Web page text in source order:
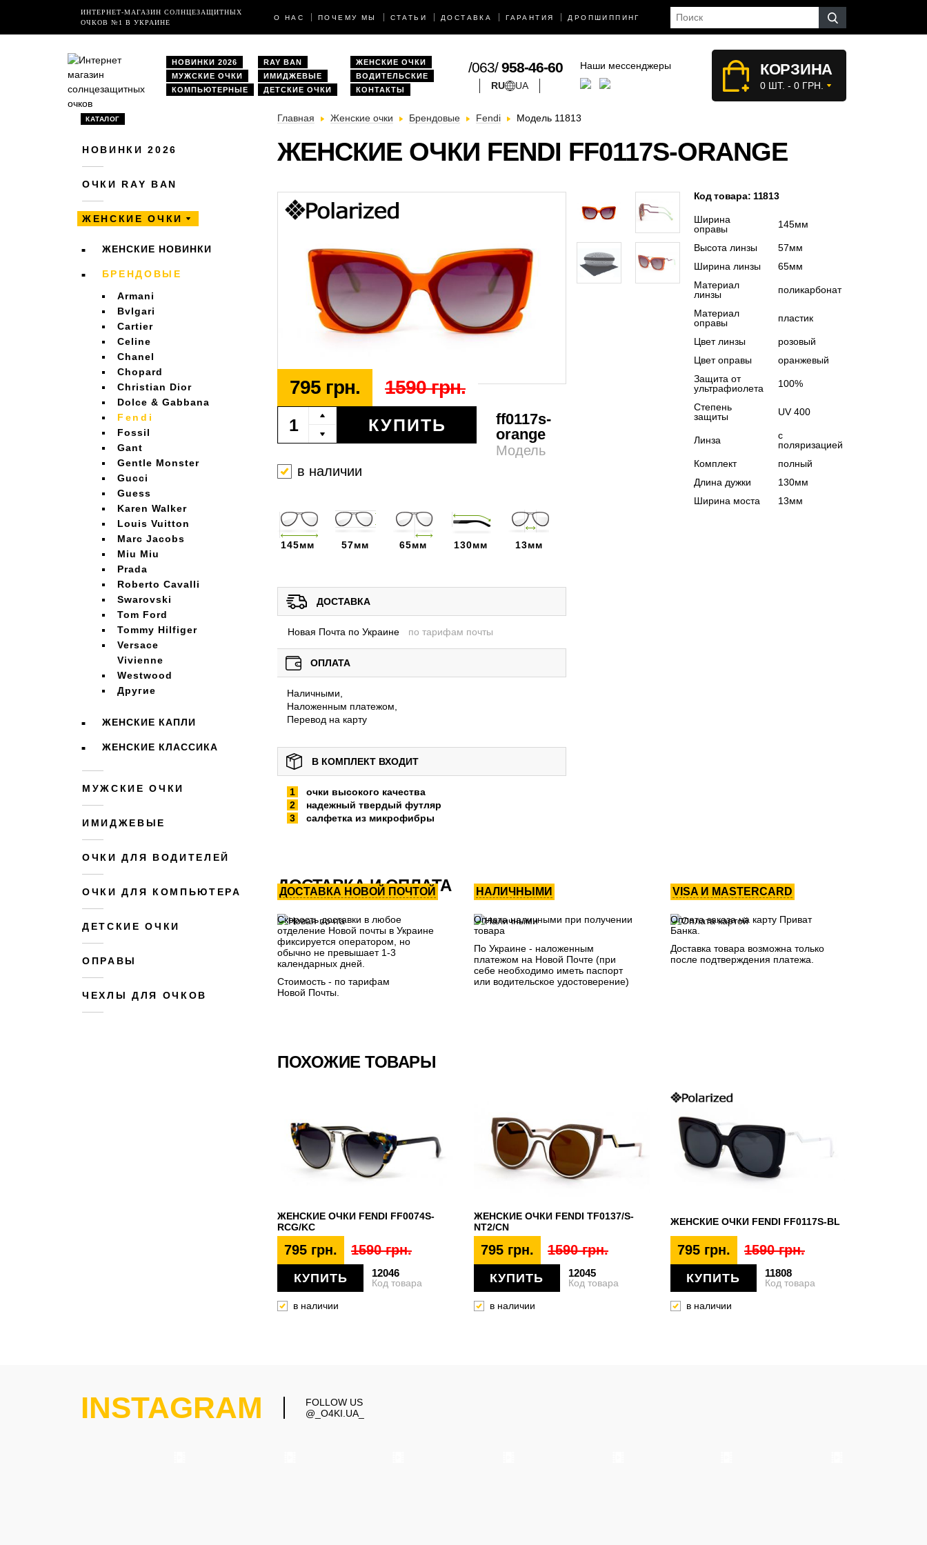
ИНТЕРНЕТ-МАГАЗИН СОЛНЦЕЗАЩИТНЫХ
ОЧКОВ №1 В УКРАИНЕ
О НАС ПОЧЕМУ МЫ СТАТЬИ ДОСТАВКА ГАРАНТИЯ ДРОПШИППИНГ
НОВИНКИ 2026 RAY BAN
ЖЕНСКИЕ ОЧКИ
МУЖСКИЕ ОЧКИ
ИМИДЖЕВЫЕ
ВОДИТЕЛЬСКИЕ
КОМПЬЮТЕРНЫЕ
ДЕТСКИЕ ОЧКИ КОНТАКТЫ
/063/958-46-60
RU UA
Наши мессенджеры КОРЗИНА
0 ШТ. - 0 ГРН.
КАТАЛОГ
НОВИНКИ 2026
ОЧКИ RAY BAN
ЖЕНСКИЕ ОЧКИ
ЖЕНСКИЕ НОВИНКИ
БРЕНДОВЫЕ
Armani
Bvlgari
Cartier
Celine
Chanel
Chopard
Christian Dior
Dolce & Gabbana
Fendi
Fossil
Gant
Gentle Monster
Gucci
Guess
Karen Walker
Louis Vuitton
Marc Jacobs
Miu Miu
Prada
Roberto Cavalli
Swarovski
Tom Ford
Tommy Hilfiger
Versace
Vivienne
Westwood
Другие
ЖЕНСКИЕ КАПЛИ
ЖЕНСКИЕ КЛАССИКА
МУЖСКИЕ ОЧКИ
ИМИДЖЕВЫЕ
ОЧКИ ДЛЯ ВОДИТЕЛЕЙ
ОЧКИ ДЛЯ КОМПЬЮТЕРА
ДЕТСКИЕ ОЧКИ
ОПРАВЫ
ЧЕХЛЫ ДЛЯ ОЧКОВ
Главная Женские очки Брендовые Fendi Модель 11813
ЖЕНСКИЕ ОЧКИ FENDI FF0117S-ORANGE
795 грн. 1590 грн.
КУПИТЬ
ff0117s-
orange
Модель
в наличии
Код товара: 11813
Ширина
оправы
145мм
Высота линзы
57мм
Ширина линзы
65мм
Материал
линзы
поликарбонат
Материал
оправы
пластик
Цвет линзы
розовый
Цвет оправы
оранжевый
Защита от
ультрафиолета
100%
Степень
защиты
UV 400
Линза
с
поляризацией
Комплект
полный
Длина дужки
130мм
Ширина моста
13мм
145мм 57мм 65мм 130мм 13мм
ДОСТАВКА
Новая Почта по Украине по тарифам почты
ОПЛАТА
Наличными,
Наложенным платежом,
Перевод на карту
В КОМПЛЕКТ ВХОДИТ
очки высокого качества
надежный твердый футляр
салфетка из микрофибры
ДОСТАВКА И ОПЛАТА
ДОСТАВКА НОВОЙ ПОЧТОЙ
Скорость доставки в любое
отделение Новой почты в Украине
фиксируется оператором, но
обычно не превышает 1-3
календарных дней.
Стоимость - по тарифам
Новой Почты.
НАЛИЧНЫМИ
Оплата наличными при получении
товара
По Украине - наложенным
платежом на Новой Почте (при
себе необходимо иметь паспорт
или водительское удостоверение)
VISA И MASTERCARD
Оплата заказа на карту Приват
Банка.
Доставка товара возможна только
после подтверждения платежа.
ПОХОЖИЕ ТОВАРЫ
ЖЕНСКИЕ ОЧКИ FENDI FF0074S-
RCG/KC
795 грн. 1590 грн.
КУПИТЬ 12046
Код товара
в наличии
ЖЕНСКИЕ ОЧКИ FENDI TF0137/S-
NT2/CN
795 грн. 1590 грн.
КУПИТЬ 12045
Код товара
в наличии
ЖЕНСКИЕ ОЧКИ FENDI FF0117S-BL
795 грн. 1590 грн.
КУПИТЬ 11808
Код товара
в наличии
INSTAGRAM
FOLLOW US
@_O4KI.UA_